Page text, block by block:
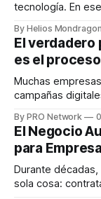
tecnología. En
dispositivos
en tiempo real
decisiones sobre
responder
By Helios Mondragon
El verdadero
es el
Muchas
campañas
INTERIUS, el
una entrevista
marketing digital
By PRO Network
El Negocio
para
Durante
sola cosa: